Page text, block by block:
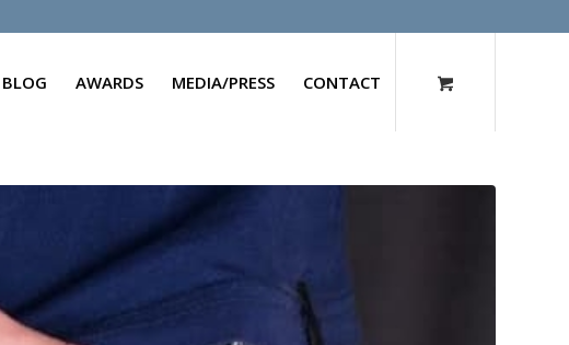
BLOG AWARDS MEDIA/PRESS CONTACT